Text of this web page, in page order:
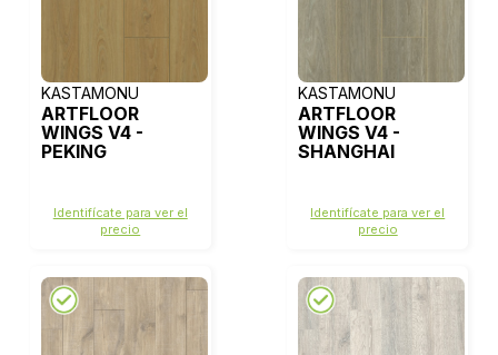
KASTAMONU
ARTFLOOR
WINGS V4 -
PEKING
Identifícate para ver el
precio
KASTAMONU
ARTFLOOR
WINGS V4 -
SHANGHAI
Identifícate para ver el
precio